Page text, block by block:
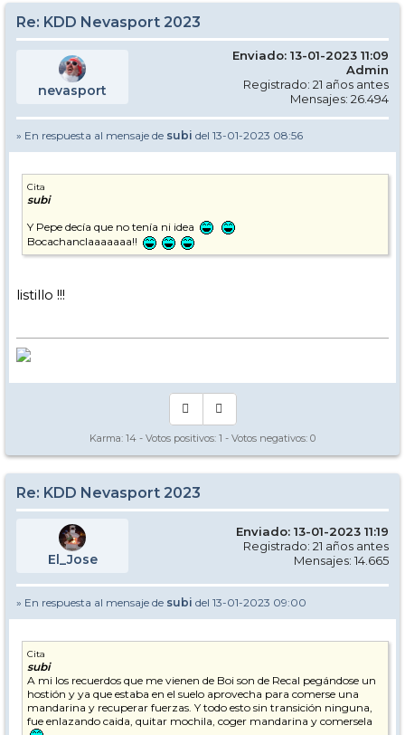
Re: KDD Nevasport 2023
nevasport
Enviado: 13-01-2023 11:09
Admin
Registrado: 21 años antes
Mensajes: 26.494
» En respuesta al mensaje de subi del 13-01-2023 08:56
Cita
subi
Y Pepe decía que no tenía ni idea
Bocachanclaaaaaaa!!
listillo !!!
Karma: 14 - Votos positivos: 1 - Votos negativos: 0
Re: KDD Nevasport 2023
El_Jose
Enviado: 13-01-2023 11:19
Registrado: 21 años antes
Mensajes: 14.665
» En respuesta al mensaje de subi del 13-01-2023 09:00
Cita
subi
A mi los recuerdos que me vienen de Boi son de Recal pegándose un
hostión y ya que estaba en el suelo aprovecha para comerse una
mandarina y recuperar fuerzas. Y todo esto sin transición ninguna,
fue enlazando caida, quitar mochila, coger mandarina y comersela